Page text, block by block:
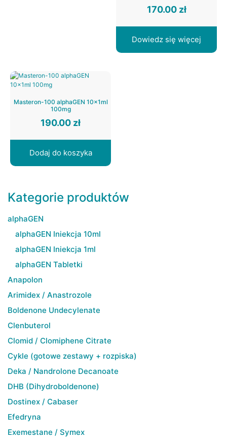
170.00 zł
Dowiedz się więcej
Masteron-100 alphaGEN 10x1ml
100mg
190.00 zł
Dodaj do koszyka
Kategorie produktów
alphaGEN
alphaGEN Iniekcja 10ml
alphaGEN Iniekcja 1ml
alphaGEN Tabletki
Anapolon
Arimidex / Anastrozole
Boldenone Undecylenate
Clenbuterol
Clomid / Clomiphene Citrate
Cykle (gotowe zestawy + rozpiska)
Deka / Nandrolone Decanoate
DHB (Dihydroboldenone)
Dostinex / Cabaser
Efedryna
Exemestane / Symex